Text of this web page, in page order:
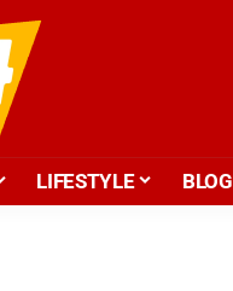
LIFESTYLE BLOG